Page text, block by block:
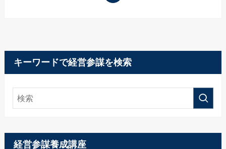
キーワードで経営参謀を検索
経営参謀養成講座